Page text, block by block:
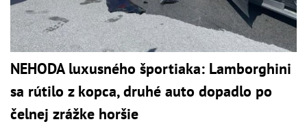
NEHODA luxusného športiaka: Lamborghini
sa rútilo z kopca, druhé auto dopadlo po
čelnej zrážke horšie